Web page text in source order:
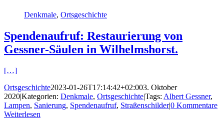
Denkmale, Ortsgeschichte
Spendenaufruf: Restaurierung von
Gessner-Säulen in Wilhelmshorst.
[…]
Ortsgeschichte2023-01-26T17:14:42+02:003. Oktober
2020|Kategorien: Denkmale, Ortsgeschichte|Tags: Albert Gessner,
Lampen, Sanierung, Spendenaufruf, Straßenschilder|0 Kommentare
Weiterlesen